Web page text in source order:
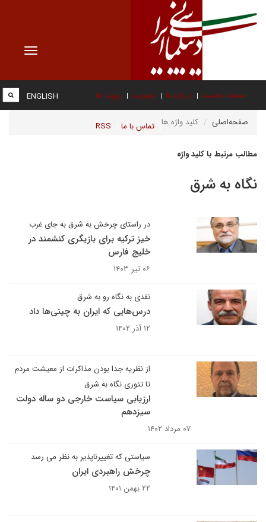
Toggle
صفحه نخست درباره ما عضویت پیوند ها
تماس با ما RSS
ENGLISH
صفحه‌اصلی کلید واژه ها
مطالب مرتبط با کلید واژه
نگاه به شرق
در راستای چرخش به شرق به جای غرب
خیز ترکیه برای بازیگری کنشمند در
خلیج فارس
۰۶ تیر ۱۴۰۳
نقدی به نگاه رو به شرق
درس‌هایی که ایران به چینی‌ها داد
۱۲ آذر ۱۴۰۲
از نظریه جدا بودن مذاکرات از معیشت مردم
تا تئوری نگاه به شرق
ارزیابی سیاست خارجی دو ساله دولت
سیزدهم
۰۷ مرداد ۱۴۰۲
سیاستی که تغییرناپذیر به نظر می رسد
چرخش راهبردی ایران
۲۲ بهمن ۱۴۰۱